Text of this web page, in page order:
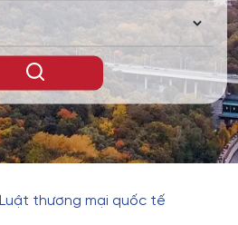
Luật thương mại quốc tế